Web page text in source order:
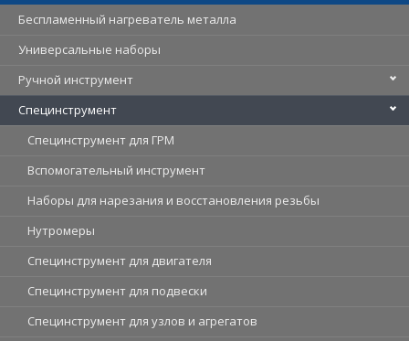
Беспламенный нагреватель металла
Универсальные наборы
Ручной инструмент
Специнструмент
Специнструмент для ГРМ
Вспомогательный инструмент
Наборы для нарезания и восстановления резьбы
Нутромеры
Специнструмент для двигателя
Специнструмент для подвески
Специнструмент для узлов и агрегатов